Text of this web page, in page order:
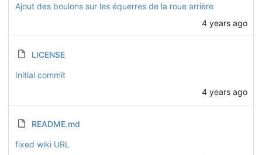
Ajout des boulons sur les équerres de la roue arrière
4 years ago
LICENSE
Initial commit
4 years ago
README.md
fixed wiki URL